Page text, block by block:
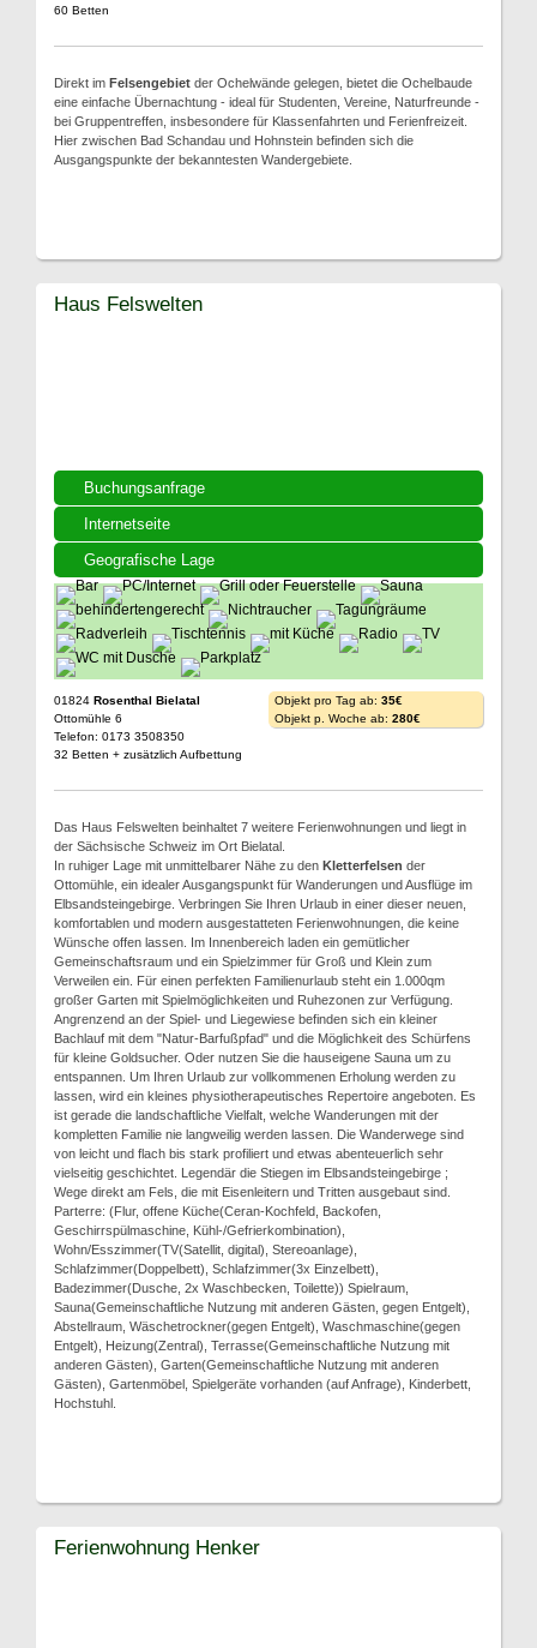
60 Betten
Direkt im Felsengebiet der Ochelwände gelegen, bietet die Ochelbaude
eine einfache Übernachtung - ideal für Studenten, Vereine, Naturfreunde -
bei Gruppentreffen, insbesondere für Klassenfahrten und Ferienfreizeit.
Hier zwischen Bad Schandau und Hohnstein befinden sich die
Ausgangspunkte der bekanntesten Wandergebiete.
Buchungsanfrage
Internetseite
Geografische Lage
Haus Felswelten
01824 Rosenthal Bielatal
Ottomühle 6
Telefon: 0173 3508350
32 Betten + zusätzlich Aufbettung
Objekt pro Tag ab: 35€
Objekt p. Woche ab: 280€
Das Haus Felswelten beinhaltet 7 weitere Ferienwohnungen und liegt in
der Sächsische Schweiz im Ort Bielatal.
In ruhiger Lage mit unmittelbarer Nähe zu den Kletterfelsen der
Ottomühle, ein idealer Ausgangspunkt für Wanderungen und Ausflüge im
Elbsandsteingebirge. Verbringen Sie Ihren Urlaub in einer dieser neuen,
komfortablen und modern ausgestatteten Ferienwohnungen, die keine
Wünsche offen lassen. Im Innenbereich laden ein gemütlicher
Gemeinschaftsraum und ein Spielzimmer für Groß und Klein zum
Verweilen ein. Für einen perfekten Familienurlaub steht ein 1.000qm
großer Garten mit Spielmöglichkeiten und Ruhezonen zur Verfügung.
Angrenzend an der Spiel- und Liegewiese befinden sich ein kleiner
Bachlauf mit dem "Natur-Barfußpfad" und die Möglichkeit des Schürfens
für kleine Goldsucher. Oder nutzen Sie die hauseigene Sauna um zu
entspannen. Um Ihren Urlaub zur vollkommenen Erholung werden zu
lassen, wird ein kleines physiotherapeutisches Repertoire angeboten. Es
ist gerade die landschaftliche Vielfalt, welche Wanderungen mit der
kompletten Familie nie langweilig werden lassen. Die Wanderwege sind
von leicht und flach bis stark profiliert und etwas abenteuerlich sehr
vielseitig geschichtet. Legendär die Stiegen im Elbsandsteingebirge ;
Wege direkt am Fels, die mit Eisenleitern und Tritten ausgebaut sind.
Parterre: (Flur, offene Küche(Ceran-Kochfeld, Backofen,
Geschirrspülmaschine, Kühl-/Gefrierkombination),
Wohn/Esszimmer(TV(Satellit, digital), Stereoanlage),
Schlafzimmer(Doppelbett), Schlafzimmer(3x Einzelbett),
Badezimmer(Dusche, 2x Waschbecken, Toilette)) Spielraum,
Sauna(Gemeinschaftliche Nutzung mit anderen Gästen, gegen Entgelt),
Abstellraum, Wäschetrockner(gegen Entgelt), Waschmaschine(gegen
Entgelt), Heizung(Zentral), Terrasse(Gemeinschaftliche Nutzung mit
anderen Gästen), Garten(Gemeinschaftliche Nutzung mit anderen
Gästen), Gartenmöbel, Spielgeräte vorhanden (auf Anfrage), Kinderbett,
Hochstuhl.
Ferienwohnung Henker